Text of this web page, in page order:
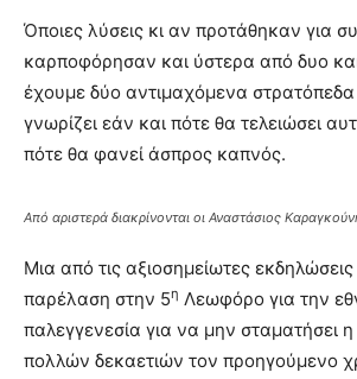
Όποιες λύσεις κι αν προτάθηκαν για
καρποφόρησαν και ύστερα από δυο
έχουμε δύο αντιμαχόμενα
γνωρίζει εάν και πότε θα τελειώσει
πότε θα φανεί άσπρος καπνός.
Από αριστερά διακρίνονται οι Αναστάσιος
Μια από τις αξιοσημείωτες εκδηλώσεις
παρέλαση στην 5η Λεωφόρο για την
παλεγγενεσία για να μην σταματήσει
πολλών δεκαετιών τον προηγούμενο